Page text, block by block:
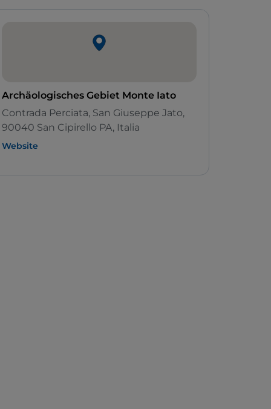
Archäologisches Gebiet Monte Iato
Contrada Perciata, San Giuseppe Jato,
90040 San Cipirello PA, Italia
Website